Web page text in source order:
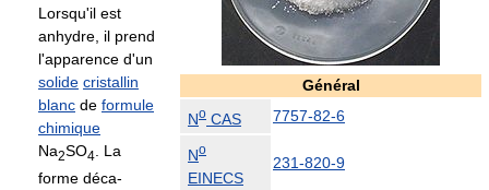
Général
No CAS 7757-82-6
No
EINECS
231-820-9
Lorsqu'il est
anhydre, il prend
l'apparence d'un
solide cristallin
blanc de formule
chimique
Na2SO4
. La
forme déca-